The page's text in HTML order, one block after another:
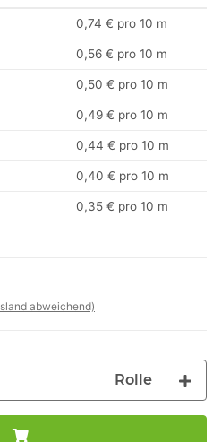
0,74 € pro 10 m
0,56 € pro 10 m
0,50 € pro 10 m
0,49 € pro 10 m
0,44 € pro 10 m
0,40 € pro 10 m
0,35 € pro 10 m
abweichend)
Rolle